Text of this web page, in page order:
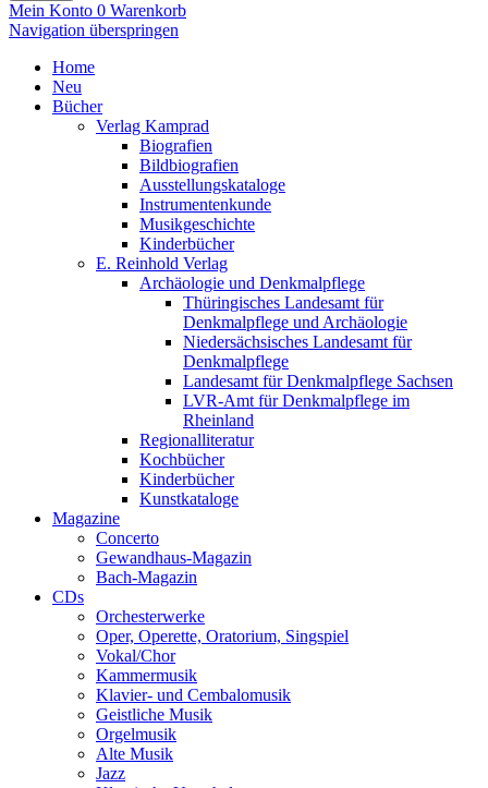
Mein Konto 0 Warenkorb
Navigation überspringen
Home
Neu
Bücher
Verlag Kamprad
Biografien
Bildbiografien
Ausstellungskataloge
Instrumentenkunde
Musikgeschichte
Kinderbücher
E. Reinhold Verlag
Archäologie und Denkmalpflege
Thüringisches Landesamt für
Denkmalpflege und Archäologie
Niedersächsisches Landesamt für
Denkmalpflege
Landesamt für Denkmalpflege Sachsen
LVR-Amt für Denkmalpflege im
Rheinland
Regionalliteratur
Kochbücher
Kinderbücher
Kunstkataloge
Magazine
Concerto
Gewandhaus-Magazin
Bach-Magazin
CDs
Orchesterwerke
Oper, Operette, Oratorium, Singspiel
Vokal/Chor
Kammermusik
Klavier- und Cembalomusik
Geistliche Musik
Orgelmusik
Alte Musik
Jazz